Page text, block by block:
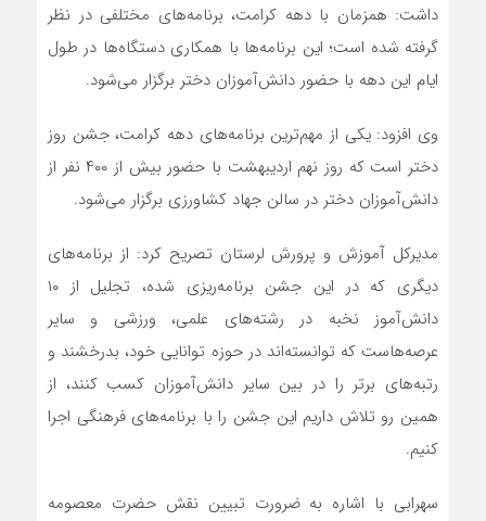
داشت: همزمان با دهه کرامت، برنامه‌های مختلفی در نظر
گرفته شده است؛ این برنامه‌ها با همکاری دستگاه‌ها در طول
ایام این دهه با حضور دانش‌آموزان دختر برگزار می‌شود.
وی افزود: یکی از مهم‌ترین برنامه‌های دهه کرامت، جشن روز
دختر است که روز نهم اردیبهشت با حضور بیش از ۴۰۰ نفر از
دانش‌آموزان دختر در سالن جهاد کشاورزی برگزار می‌شود.
مدیرکل آموزش و پرورش لرستان تصریح کرد: از برنامه‌های
دیگری که در این جشن برنامه‌ریزی شده، تجلیل از ۱۰
دانش‌آموز نخبه در رشته‌های علمی، ورزشی و سایر
عرصه‌هاست که توانسته‌اند در حوزه توانایی خود، بدرخشند و
رتبه‌های برتر را در بین سایر دانش‌آموزان کسب کنند، از
همین رو تلاش داریم این جشن را با برنامه‌های فرهنگی اجرا
کنیم.
سهرابی با اشاره به ضرورت تبیین نقش حضرت معصومه